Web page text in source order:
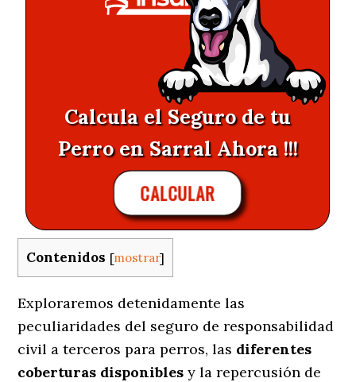
Calcula el Seguro de tu
Perro en Sarral Ahora !!!
CALCULAR
Contenidos [mostrar]
Exploraremos detenidamente las
peculiaridades del seguro de responsabilidad
civil a terceros para perros, las diferentes
coberturas disponibles y la repercusión de